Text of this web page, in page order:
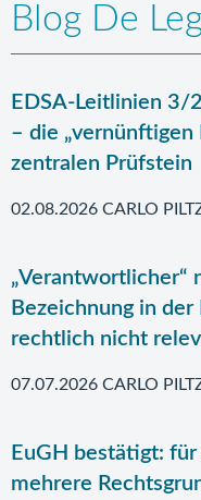
Blog De
EDSA-Leitlinien 3/
– die „vernünftigen
zentralen Prüfstein
02.08.2026 CARLO
„Verantwortlicher“
Bezeichnung in
rechtlich nicht
07.07.2026 CARLO
EuGH bestätigt:
mehrere